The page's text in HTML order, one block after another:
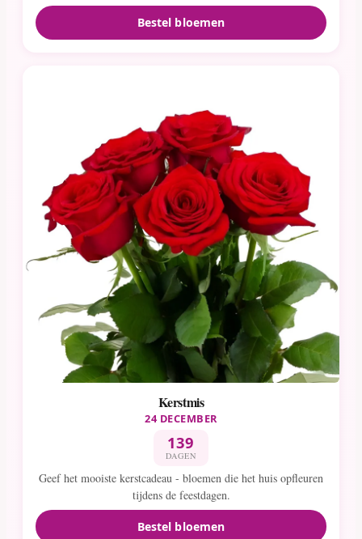
Bestel bloemen
Kerstmis
24 DECEMBER
139
DAGEN
Geef het mooiste kerstcadeau - bloemen die het huis opfleuren
tijdens de feestdagen.
Bestel bloemen